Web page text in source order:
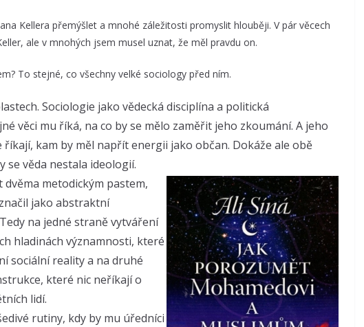
Kellera přemýšlet a mnohé záležitosti promyslit hlouběji. V pár věcech
ale v mnohých jsem musel uznat, že měl pravdu on.
To stejné, co všechny velké sociology před ním.
Sociologie jako vědecká disciplína a politická
věci mu říká, na co by se mělo zaměřit jeho zkoumání. A jeho
říkají, kam by měl napřít energii jako občan. Dokáže ale obě
se věda nestala ideologií.
metodickým pastem,
jako abstraktní
na jedné straně vytváření
hladinách významnosti, které
sociální reality a na druhé
které nic neříkají o
lidí.
rutiny, kdy by mu úředníci